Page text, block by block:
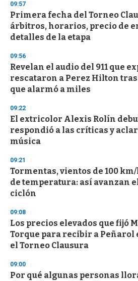
d
s
o
f
3
s
e
c
o
n
d
s
09:57
Primera fecha del Torneo
árbitros, horarios, precio de
detalles de la etapa
09:56
Revelan el audio del 911 que
rescataron a Perez Hilton
que alarmó a miles
09:22
El extricolor Alexis Rolín
respondió a las críticas y
música
09:21
Tormentas, vientos de 100
de temperatura: así avanzan
ciclón
09:08
Los precios elevados que fijó
Torque para recibir a Peñarol
el Torneo Clausura
09:00
Por qué algunas personas